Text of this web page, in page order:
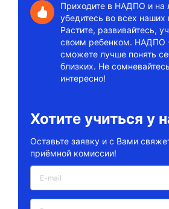
Приходите в НАДПО и на
убедитесь во всех
Растите, развивайтесь,
своим ребенком. НАДПО
сможете лучше понять
близких. Не
интересно!
Хотите учиться у
Оставьте заявку и с Вами
приёмной комиссии!